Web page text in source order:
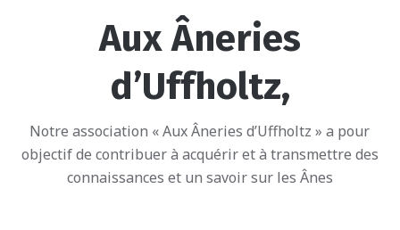
Aux Âneries
d’Uffholtz,
Notre association « Aux Âneries d’Uffholtz » a pour
objectif de contribuer à acquérir et à transmettre des
connaissances et un savoir sur les Ânes